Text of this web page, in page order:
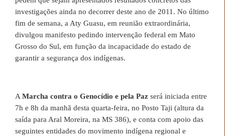
investigações ainda no decorrer deste ano de 2011. No último
fim de semana, a Aty Guasu, em reunião extraordinária,
divulgou manifesto pedindo intervenção federal em Mato
Grosso do Sul, em função da incapacidade do estado de
garantir a segurança dos indígenas.
A Marcha contra o Genocídio e pela Paz será iniciada entre
7h e 8h da manhã desta quarta-feira, no Posto Taji (altura da
saída para Aral Moreira, na MS 386), e conta com apoio das
seguintes entidades do movimento indígena regional e